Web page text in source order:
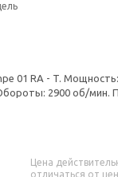
01 RA - T.
2900 об/мин.
Цена
отличаться от